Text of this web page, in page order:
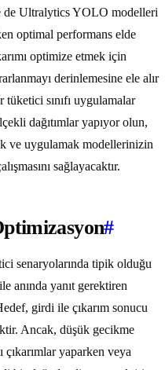
Ultralytics YOLO modelleri
optimal performans elde
optimize etmek için
derinlemesine ele alır
sınıfı uygulamalar
dağıtımlar yapıyor olun,
ve uygulamak modellerinizin
sağlayacaktır.
#
senaryolarında tipik olduğu
anında yanıt gerektiren
girdi ile çıkarım sonucu
Ancak, düşük gecikme
yaparken veya